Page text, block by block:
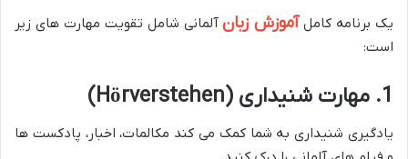
یک برنامه کامل آموزش زبانآلمانی شامل تقویت مهارت های زیر
است:
1. مهارت شنیداری (Hörverstehen)
یادگیری شنیداری به شما کمک می کند مکالمات، اخبار، پادکست ها